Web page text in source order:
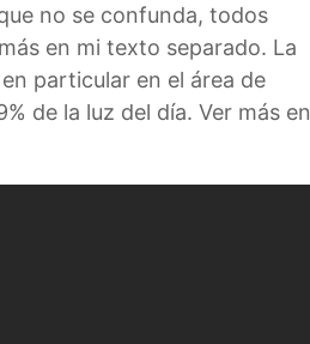
no se confunda, todos
en mi texto separado. La
particular en el área de
de la luz del día. Ver más en